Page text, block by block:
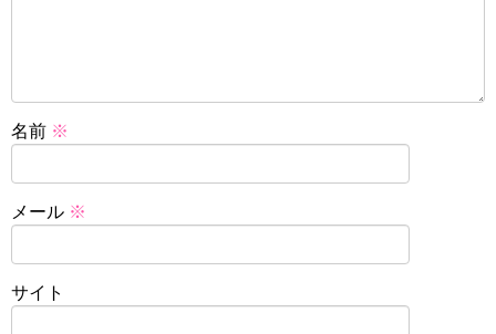
名前 ※
メール ※
サイト